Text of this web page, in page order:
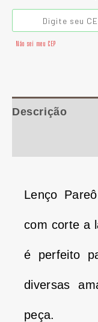
Não sei meu CEP
Descrição
Lenço
com corte a
é perfeito
diversas
peça.